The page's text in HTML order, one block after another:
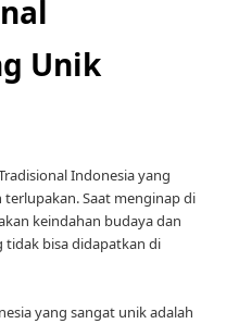
Unik
Indonesia yang
Saat menginap di
keindahan budaya dan
tidak bisa didapatkan di
yang sangat unik adalah